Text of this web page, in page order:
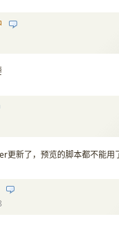
更新了，预览的脚本都不能用